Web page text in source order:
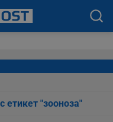
етикет "зооноза"